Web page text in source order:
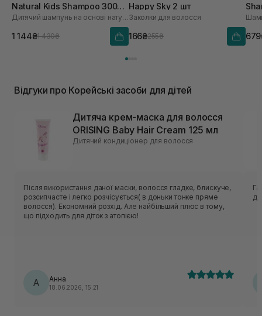
Natural Kids Shampoo 300
мл
Дитячий шампунь на основі натуральних екстрактів
1 144₴1 430₴
Happy Sky 2 шт
Заколки для волосся
166₴255₴
Відгуки про Корейські засоби для дітей
Дитяча крем-маска для волосся
ORISING Baby Hair Cream 125 мл
Дитячий кондиціонер для волосся
Після використання даної маски, волосся гладке, блискуче,
розсипчасте і легко розчісується( в доньки тонке пряме
волосся). Економний розхід. Але найбільший плюс в тому,
що підходить для діток з атопією!
А Анна
18.06.2026, 15:21